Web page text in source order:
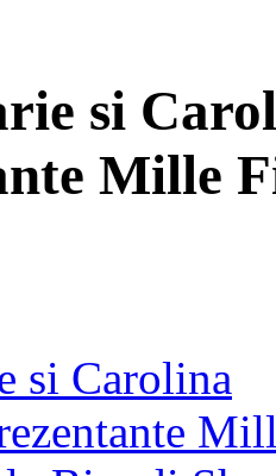
si
Mille